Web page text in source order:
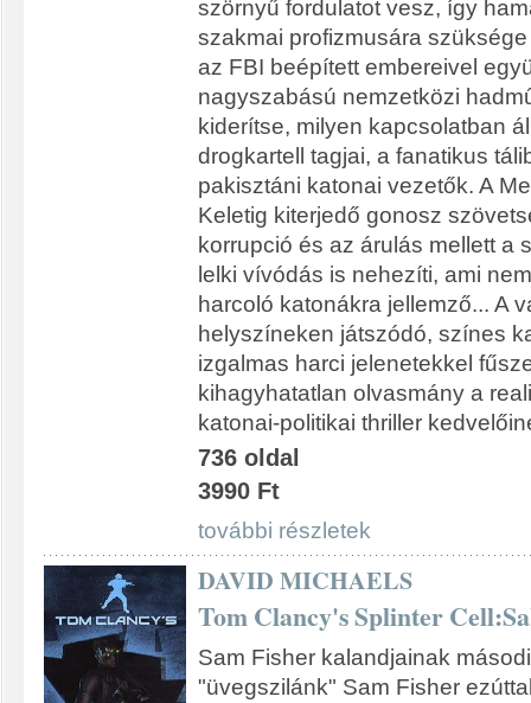
szörnyű fordulatot vesz, így
szakmai profizmusára
az FBI beépített embereivel
nagyszabású nemzetközi
kiderítse, milyen kapcsolatban
drogkartell tagjai, a fanatikus
pakisztáni katonai vezetők. A
Keletig kiterjedő gonosz
korrupció és az árulás mellett a
lelki vívódás is nehezíti, ami
harcoló katonákra jellemző... A
helyszíneken játszódó, színes
izgalmas harci jelenetekkel
kihagyhatatlan olvasmány a
katonai-politikai thriller
736 oldal
3990 Ft
további részletek
DAVID MICHAELS
Tom Clancy's Splinter
Sam Fisher kalandjainak
"üvegszilánk" Sam Fisher